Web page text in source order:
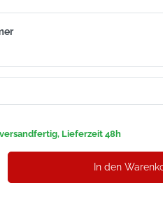
Lieferzeit 48h
In den